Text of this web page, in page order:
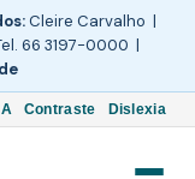
Cleire Carvalho |
66 3197-0000 |
A Contraste Dislexia